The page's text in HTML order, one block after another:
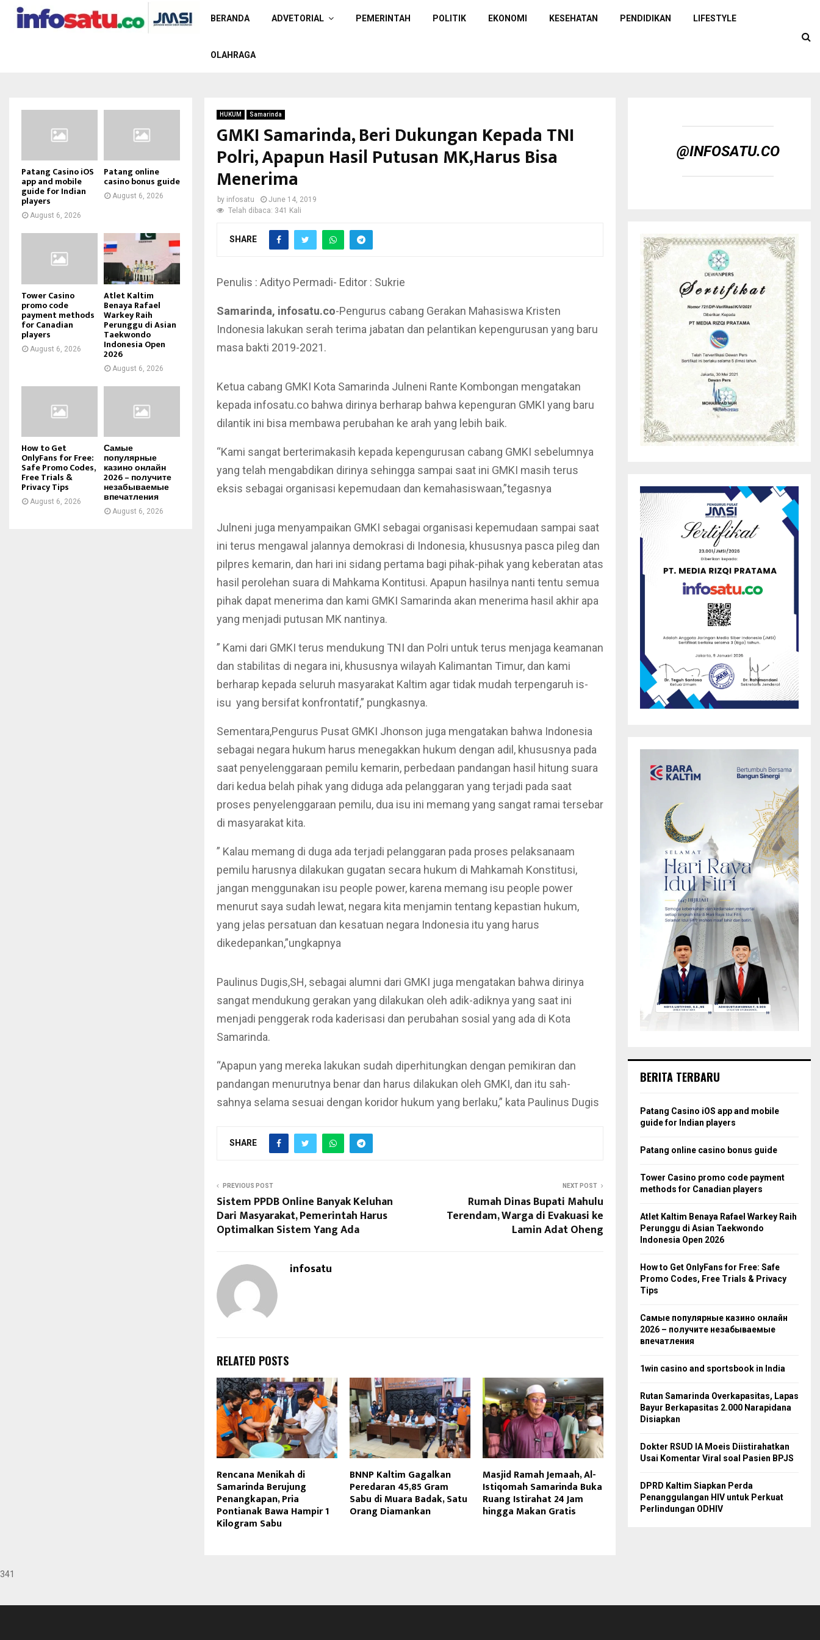
BERANDA ADVETORIAL PEMERINTAH POLITIK EKONOMI KESEHATAN PENDIDIKAN LIFESTYLE
OLAHRAGA
HUKUM Samarinda
GMKI Samarinda, Beri Dukungan Kepada TNI
Polri, Apapun Hasil Putusan MK,Harus Bisa
Menerima
by infosatu
June 14, 2019
Telah dibaca: 341 Kali
SHARE
Penulis : Adityo Permadi- Editor : Sukrie
Samarinda, infosatu.co-Pengurus cabang Gerakan Mahasiswa Kristen
Indonesia lakukan serah terima jabatan dan pelantikan kepengurusan yang baru
masa bakti 2019-2021.
Ketua cabang GMKI Kota Samarinda Julneni Rante Kombongan mengatakan
kepada infosatu.co bahwa dirinya berharap bahwa kepenguran GMKI yang baru
dilantik ini bisa membawa perubahan ke arah yang lebih baik.
“Kami sangat berterimakasih kepada kepengurusan cabang GMKI sebelumnya
yang telah mengabdikan dirinya sehingga sampai saat ini GMKI masih terus
eksis sebagai organisasi kepemudaan dan kemahasiswaan,”tegasnya
Julneni juga menyampaikan GMKI sebagai organisasi kepemudaan sampai saat
ini terus mengawal jalannya demokrasi di Indonesia, khususnya pasca pileg dan
pilpres kemarin, dan hari ini sidang pertama bagi pihak-pihak yang keberatan atas
hasil perolehan suara di Mahkama Kontitusi. Apapun hasilnya nanti tentu semua
pihak dapat menerima dan kami GMKI Samarinda akan menerima hasil akhir apa
yang menjadi putusan MK nantinya.
” Kami dari GMKI terus mendukung TNI dan Polri untuk terus menjaga keamanan
dan stabilitas di negara ini, khususnya wilayah Kalimantan Timur, dan kami
berharap kepada seluruh masyarakat Kaltim agar tidak mudah terpengaruh is-
isu yang bersifat konfrontatif,” pungkasnya.
Sementara,Pengurus Pusat GMKI Jhonson juga mengatakan bahwa Indonesia
sebagai negara hukum harus menegakkan hukum dengan adil, khususnya pada
saat penyelenggaraan pemilu kemarin, perbedaan pandangan hasil hitung suara
dari kedua belah pihak yang diduga ada pelanggaran yang terjadi pada saat
proses penyelenggaraan pemilu, dua isu ini memang yang sangat ramai tersebar
di masyarakat kita.
” Kalau memang di duga ada terjadi pelanggaran pada proses pelaksanaam
pemilu harusnya dilakukan gugatan secara hukum di Mahkamah Konstitusi,
jangan menggunakan isu people power, karena memang isu people power
menurut saya sudah lewat, negara kita menjamin tentang kepastian hukum,
yang jelas persatuan dan kesatuan negara Indonesia itu yang harus
dikedepankan,”ungkapnya
Paulinus Dugis,SH, sebagai alumni dari GMKI juga mengatakan bahwa dirinya
sangat mendukung gerakan yang dilakukan oleh adik-adiknya yang saat ini
menjadi penggerak roda kaderisasi dan perubahan sosial yang ada di Kota
Samarinda.
“Apapun yang mereka lakukan sudah diperhitungkan dengan pemikiran dan
pandangan menurutnya benar dan harus dilakukan oleh GMKI, dan itu sah-
sahnya selama sesuai dengan koridor hukum yang berlaku,” kata Paulinus Dugis
SHARE
PREVIOUS POST
Sistem PPDB Online Banyak Keluhan
Dari Masyarakat, Pemerintah Harus
Optimalkan Sistem Yang Ada
NEXT POST
Rumah Dinas Bupati Mahulu
Terendam, Warga di Evakuasi ke
Lamin Adat Oheng
infosatu
RELATED POSTS
Rencana Menikah di
Samarinda Berujung
Penangkapan, Pria
Pontianak Bawa Hampir 1
Kilogram Sabu
BNNP Kaltim Gagalkan
Peredaran 45,85 Gram
Sabu di Muara Badak, Satu
Orang Diamankan
Masjid Ramah Jemaah, Al-
Istiqomah Samarinda Buka
Ruang Istirahat 24 Jam
hingga Makan Gratis
Patang Casino iOS
app and mobile
guide for Indian
players
August 6, 2026
Patang online
casino bonus guide
August 6, 2026
Tower Casino
promo code
payment methods
for Canadian
players
August 6, 2026
Atlet Kaltim
Benaya Rafael
Warkey Raih
Perunggu di Asian
Taekwondo
Indonesia Open
2026
August 6, 2026
How to Get
OnlyFans for Free:
Safe Promo Codes,
Free Trials &
Privacy Tips
August 6, 2026
Самые
популярные
казино онлайн
2026 – получите
незабываемые
впечатления
August 6, 2026
@INFOSATU.CO
BERITA TERBARU
Patang Casino iOS app and mobile
guide for Indian players
Patang online casino bonus guide
Tower Casino promo code payment
methods for Canadian players
Atlet Kaltim Benaya Rafael Warkey Raih
Perunggu di Asian Taekwondo
Indonesia Open 2026
How to Get OnlyFans for Free: Safe
Promo Codes, Free Trials & Privacy
Tips
Самые популярные казино онлайн
2026 – получите незабываемые
впечатления
1win casino and sportsbook in India
Rutan Samarinda Overkapasitas, Lapas
Bayur Berkapasitas 2.000 Narapidana
Disiapkan
Dokter RSUD IA Moeis Diistirahatkan
Usai Komentar Viral soal Pasien BPJS
DPRD Kaltim Siapkan Perda
Penanggulangan HIV untuk Perkuat
Perlindungan ODHIV
341